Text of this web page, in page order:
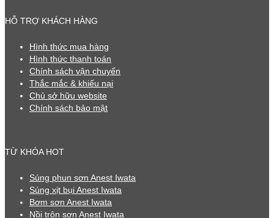
HỖ TRỢ KHÁCH HÀNG
Hình thức mua hàng
Hình thức thanh toán
Chính sách vận chuyển
Thắc mắc & khiếu nại
Chủ sở hữu website
Chính sách bảo mật
TỪ KHÓA HOT
Súng phun sơn Anest Iwata
Súng xịt bụi Anest Iwata
Bơm sơn Anest Iwata
Nồi trộn sơn Anest Iwata